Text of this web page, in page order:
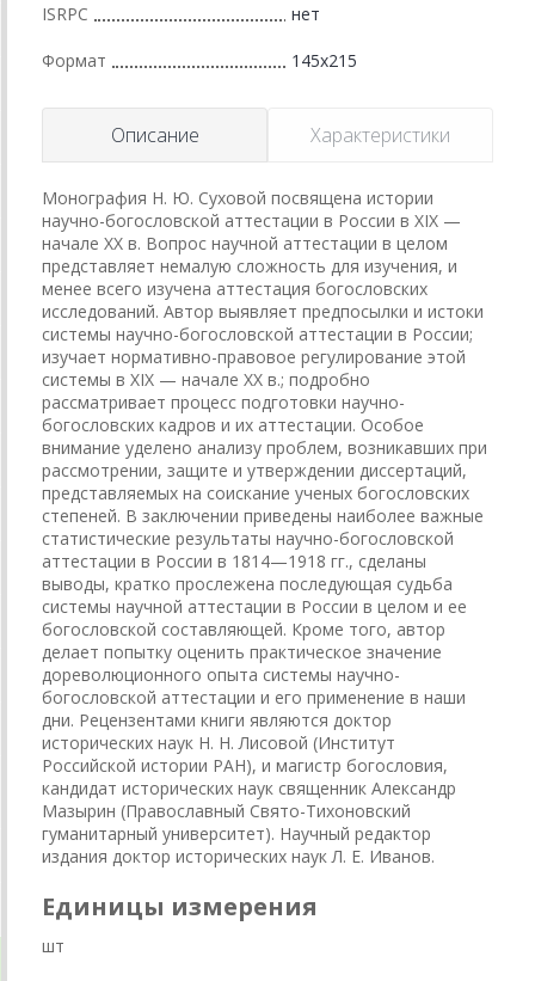
ISRPC нет
Формат 145x215
Описание Характеристики
Монография Н. Ю. Суховой посвящена истории
научно-богословской аттестации в России в XIX —
начале XX в. Вопрос научной аттестации в целом
представляет немалую сложность для изучения, и
менее всего изучена аттестация богословских
исследований. Автор выявляет предпосылки и истоки
системы научно-богословской аттестации в России;
изучает нормативно-правовое регулирование этой
системы в XIX — начале XX в.; подробно
рассматривает процесс подготовки научно-
богословских кадров и их аттестации. Особое
внимание уделено анализу проблем, возникавших при
рассмотрении, защите и утверждении диссертаций,
представляемых на соискание ученых богословских
степеней. В заключении приведены наиболее важные
статистические результаты научно-богословской
аттестации в России в 1814—1918 гг., сделаны
выводы, кратко прослежена последующая судьба
системы научной аттестации в России в целом и ее
богословской составляющей. Кроме того, автор
делает попытку оценить практическое значение
дореволюционного опыта системы научно-
богословской аттестации и его применение в наши
дни. Рецензентами книги являются доктор
исторических наук Н. Н. Лисовой (Институт
Российской истории РАН), и магистр богословия,
кандидат исторических наук священник Александр
Мазырин (Православный Свято-Тихоновский
гуманитарный университет). Научный редактор
издания доктор исторических наук Л. Е. Иванов.
Единицы измерения
шт